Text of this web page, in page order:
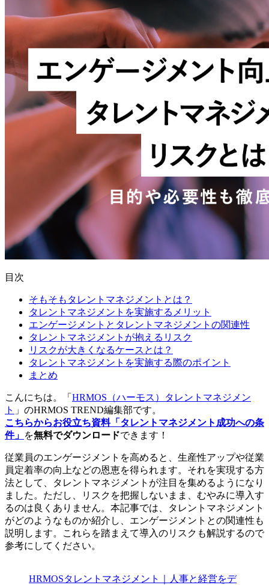
目次
そもそもタレントマネジメントとは？
タレントマネジメントを実施するメリット
エンゲージメントとタレントマネジメントの関連性
タレントマネジメントが抱えるリスク
リスクが大きくなるケースとは？
タレントマネジメントを実施する際のポイント
まとめ
こんにちは。「 HRMOS（ハーモス）タレントマネジメン
ト 」のHRMOS TREND編集部です。
こちらからお役立ち資料「タレントマネジメント成功への条
件」 を無料でダウンロードできます！
従業員のエンゲージメントを高めると、生産性アップや従業
員定着率の向上などの恩恵を得られます。それを実現する方
法として、タレントマネジメントが注目を集めるようになり
ました。ただし、リスクを把握しないまま、むやみに導入す
るのは良くありません。本記事では、タレントマネジメント
がどのようなものか紹介し、エンゲージメントとの関連性も
説明します。これらを踏まえて導入のリスクも解説するので
参考にしてください。
HRMOSタレントマネジメント｜人事と経営をデ